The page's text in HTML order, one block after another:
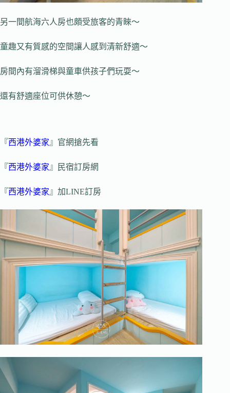
另一間航海六人房也頗受旅客的青睞～
童趣又有質感的空間讓人感到清新舒適～
房間內有溜滑梯與童車供孩子們玩耍～
還有舒適座位可供休憩～
『西港外婆家 』官網搶先看
『西港外婆家 』民宿訂房網
『西港外婆家 』加LINE訂房